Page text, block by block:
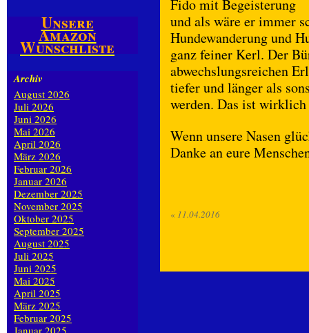
Fido mit Begeisterung
und als wäre er immer
Hundewanderung und
ganz feiner Kerl. Der
abwechslungsreichen
tiefer und länger als
werden. Das ist
Wenn unsere Nasen
Danke an eure
« 11.04.2016
Unsere
Amazon
Wunschliste
Archiv
August 2026
Juli 2026
Juni 2026
Mai 2026
April 2026
März 2026
Februar 2026
Januar 2026
Dezember 2025
November 2025
Oktober 2025
September 2025
August 2025
Juli 2025
Juni 2025
Mai 2025
April 2025
März 2025
Februar 2025
Januar 2025